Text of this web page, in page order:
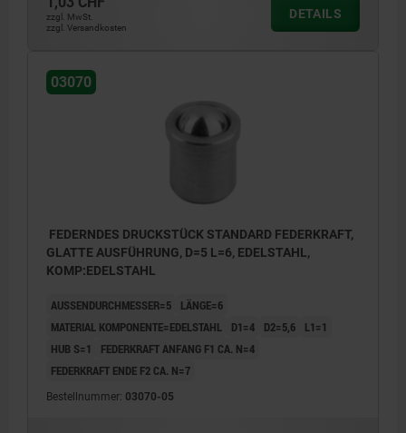
zzgl. MwSt.
zzgl. Versandkosten
DETAILS
03070
FEDERNDES DRUCKSTÜCK STANDARD FEDERKRAFT,
GLATTE AUSFÜHRUNG, D=5 L=6, EDELSTAHL,
KOMP:EDELSTAHL
AUSSENDURCHMESSER=5
LÄNGE=6
MATERIAL KOMPONENTE=EDELSTAHL
D1=4 D2=5,6
L1=1
HUB S=1
FEDERKRAFT ANFANG F1 CA. N=4
FEDERKRAFT ENDE F2 CA. N=7
Bestellnummer: 03070-05